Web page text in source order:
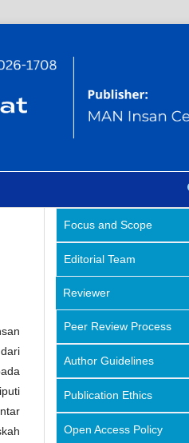
Focus and Scope
Editorial Team
Reviewer
Peer Review Process
Author Guidelines
Publication Ethics
Open Access Policy